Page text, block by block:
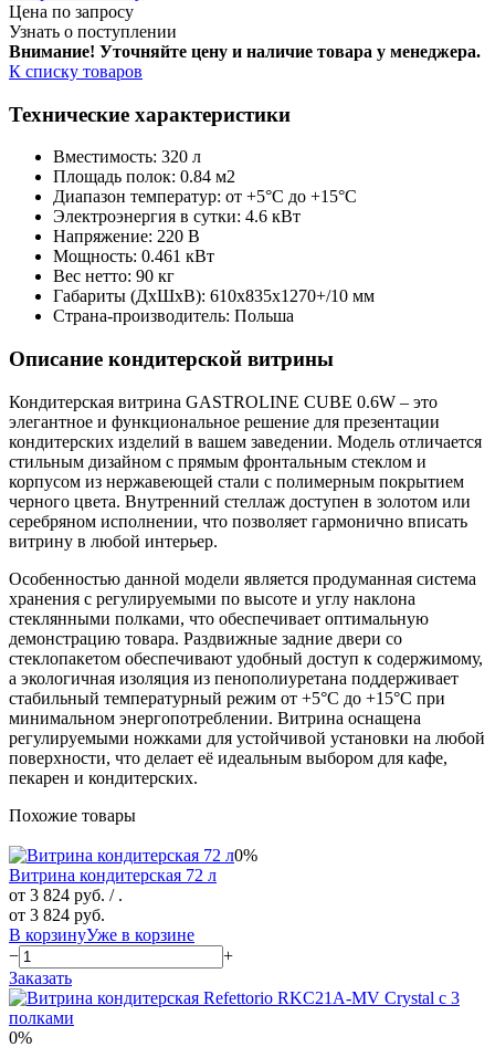
Цена по запросу
Узнать о поступлении
Внимание! Уточняйте цену и наличие товара у менеджера.
К списку товаров
Технические характеристики
Вместимость: 320 л
Площадь полок: 0.84 м2
Диапазон температур: от +5°C до +15°C
Электроэнергия в сутки: 4.6 кВт
Напряжение: 220 В
Мощность: 0.461 кВт
Вес нетто: 90 кг
Габариты (ДxШxВ): 610х835х1270+/10 мм
Страна-производитель: Польша
Описание кондитерской витрины
Кондитерская витрина GASTROLINE CUBE 0.6W – это
элегантное и функциональное решение для презентации
кондитерских изделий в вашем заведении. Модель отличается
стильным дизайном с прямым фронтальным стеклом и
корпусом из нержавеющей стали с полимерным покрытием
черного цвета. Внутренний стеллаж доступен в золотом или
серебряном исполнении, что позволяет гармонично вписать
витрину в любой интерьер.
Особенностью данной модели является продуманная система
хранения с регулируемыми по высоте и углу наклона
стеклянными полками, что обеспечивает оптимальную
демонстрацию товара. Раздвижные задние двери со
стеклопакетом обеспечивают удобный доступ к содержимому,
а экологичная изоляция из пенополиуретана поддерживает
стабильный температурный режим от +5°C до +15°C при
минимальном энергопотреблении. Витрина оснащена
регулируемыми ножками для устойчивой установки на любой
поверхности, что делает её идеальным выбором для кафе,
пекарен и кондитерских.
Похожие товары
0%
Витрина кондитерская 72 л
от 3 824 руб. / .
от 3 824 руб.
В корзинуУже в корзине
−
+
Заказать
0%